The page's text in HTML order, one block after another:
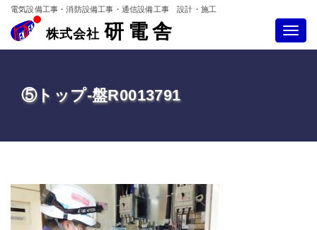
Toggle
株式会社 研電舎
電気設備工事・消防設備工事・通信設備工事 設計・施工
⑤トップ-盤R0013791